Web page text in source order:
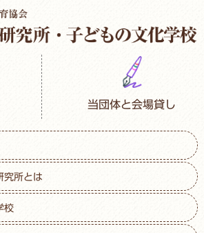
当団体と会場貸し
究所とは
校